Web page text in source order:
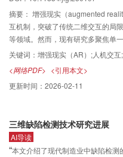
摘要： 增强现实（augmented
互机制，突破了传统二维交互的局
等领域。然而，现有研究多聚焦单
输入与跨感官反馈的系统性整合。
全景框架：输入模态涵盖语音与
出模态依据人类五感分类解析。该
通过系统性的技术缺口分析引导创
融合复杂度高、隐私安全隐患、
叉，推动AR从界面增强向认知协同
关键词： 增强现实（AR）;人机交
<网络PDF> <引用本文>
更新时间： 2026-02-11
三维缺陷检测技术研究进展
AI导读
“本文介绍了现代制造业中缺陷检测